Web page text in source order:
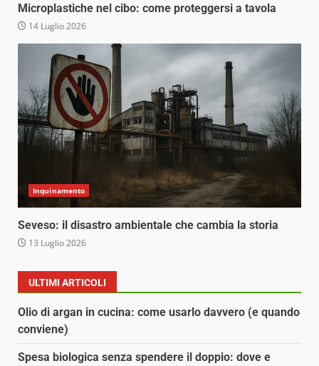
Microplastiche nel cibo: come proteggersi a tavola
14 Luglio 2026
Inquinamento
Seveso: il disastro ambientale che cambia la storia
13 Luglio 2026
ULTIMI ARTICOLI
Olio di argan in cucina: come usarlo davvero (e quando
conviene)
Spesa biologica senza spendere il doppio: dove e